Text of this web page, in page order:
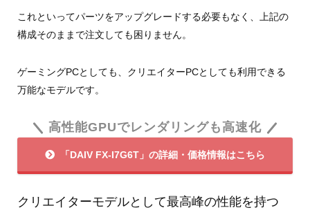
これといってパーツをアップグレードする必要もなく、上記の
構成そのままで注文しても困りません。
ゲーミングPCとしても、クリエイターPCとしても利用できる
万能なモデルです。
高性能GPUでレンダリングも高速化
「DAIV FX-I7G6T」の詳細・価格情報はこちら
クリエイターモデルとして最高峰の性能を持つ